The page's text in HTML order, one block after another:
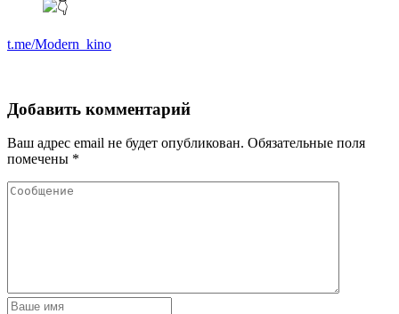
t.me/Modern_kino
Добавить комментарий
Ваш адрес email не будет опубликован. Обязательные поля
помечены *